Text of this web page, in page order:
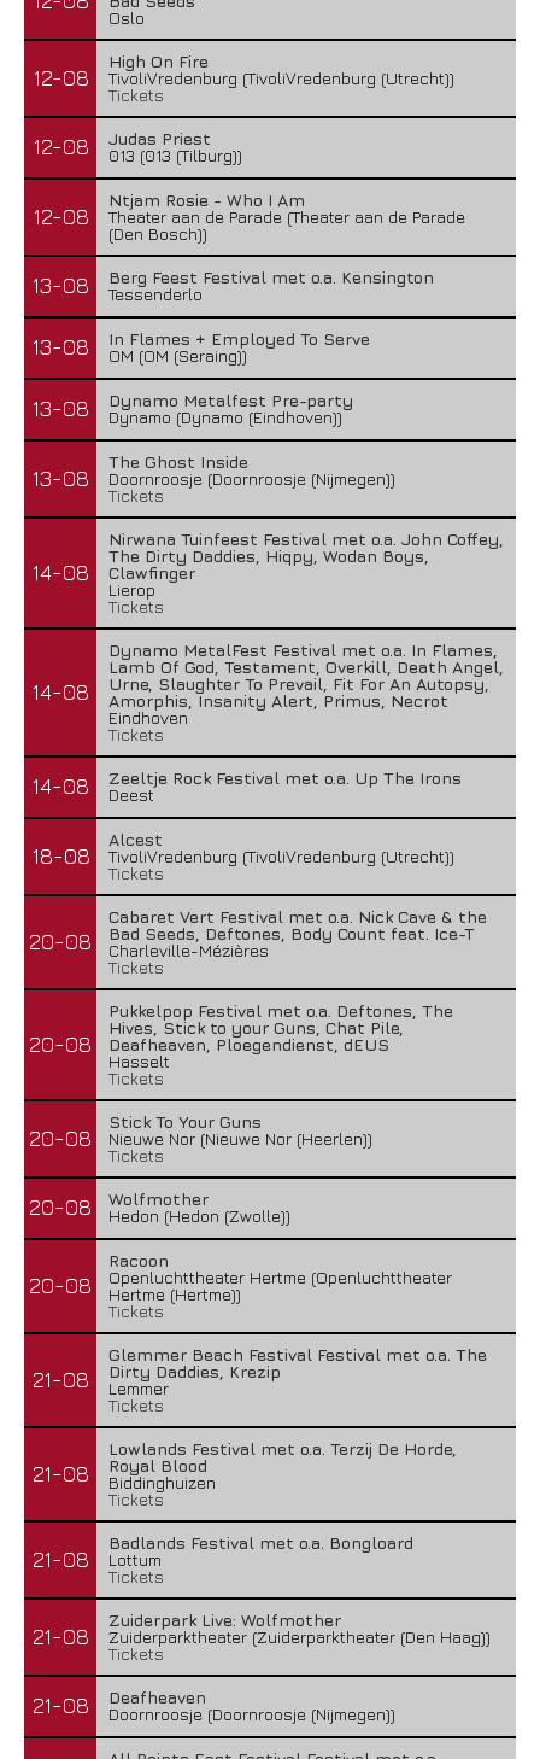
Oslo
12-08
High On Fire
TivoliVredenburg (TivoliVredenburg (Utrecht))
Tickets
12-08
Judas Priest
013 (013 (Tilburg))
12-08
Ntjam Rosie - Who I Am
Theater aan de Parade (Theater aan de Parade
(Den Bosch))
13-08
Berg Feest Festival met o.a. Kensington
Tessenderlo
13-08
In Flames + Employed To Serve
OM (OM (Seraing))
13-08
Dynamo Metalfest Pre-party
Dynamo (Dynamo (Eindhoven))
13-08
The Ghost Inside
Doornroosje (Doornroosje (Nijmegen))
Tickets
14-08
Nirwana Tuinfeest Festival met o.a. John Coffey,
The Dirty Daddies, Hiqpy, Wodan Boys,
Clawfinger
Lierop
Tickets
14-08
Dynamo MetalFest Festival met o.a. In Flames,
Lamb Of God, Testament, Overkill, Death Angel,
Urne, Slaughter To Prevail, Fit For An Autopsy,
Amorphis, Insanity Alert, Primus, Necrot
Eindhoven
Tickets
14-08
Zeeltje Rock Festival met o.a. Up The Irons
Deest
18-08
Alcest
TivoliVredenburg (TivoliVredenburg (Utrecht))
Tickets
20-08
Cabaret Vert Festival met o.a. Nick Cave & the
Bad Seeds, Deftones, Body Count feat. Ice-T
Charleville-Mézières
Tickets
20-08
Pukkelpop Festival met o.a. Deftones, The
Hives, Stick to your Guns, Chat Pile,
Deafheaven, Ploegendienst, dEUS
Hasselt
Tickets
20-08
Stick To Your Guns
Nieuwe Nor (Nieuwe Nor (Heerlen))
Tickets
20-08
Wolfmother
Hedon (Hedon (Zwolle))
20-08
Racoon
Openluchttheater Hertme (Openluchttheater
Hertme (Hertme))
Tickets
21-08
Glemmer Beach Festival Festival met o.a. The
Dirty Daddies, Krezip
Lemmer
Tickets
21-08
Lowlands Festival met o.a. Terzij De Horde,
Royal Blood
Biddinghuizen
Tickets
21-08
Badlands Festival met o.a. Bongloard
Lottum
Tickets
21-08
Zuiderpark Live: Wolfmother
Zuiderparktheater (Zuiderparktheater (Den Haag))
Tickets
21-08
Deafheaven
Doornroosje (Doornroosje (Nijmegen))